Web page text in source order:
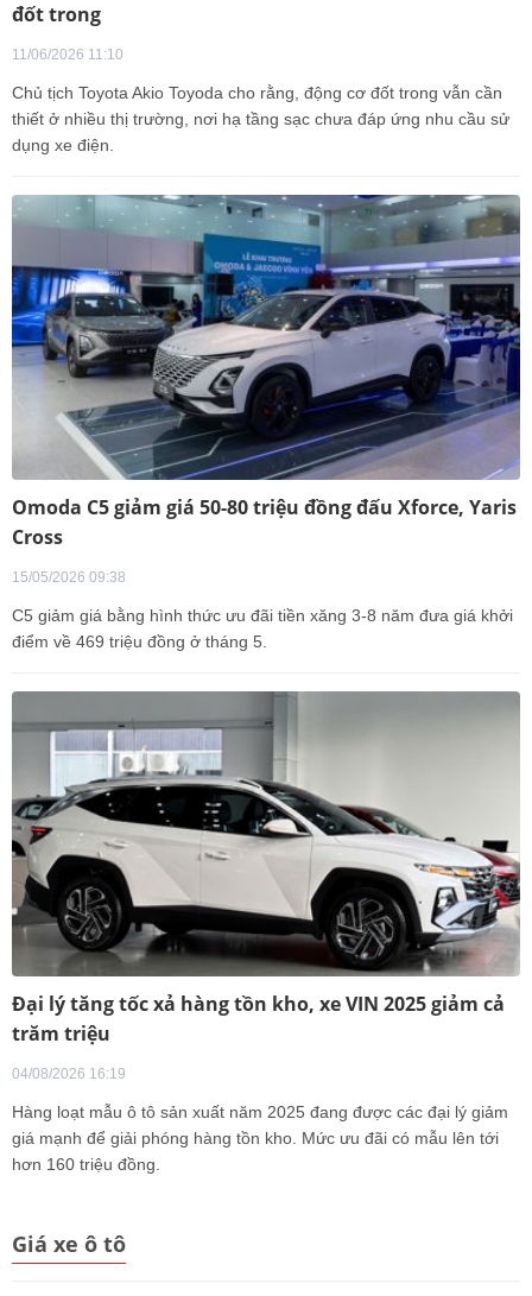
đốt trong
11/06/2026 11:10
Chủ tịch Toyota Akio Toyoda cho rằng, động cơ đốt trong vẫn cần
thiết ở nhiều thị trường, nơi hạ tầng sạc chưa đáp ứng nhu cầu sử
dụng xe điện.
Omoda C5 giảm giá 50-80 triệu đồng đấu Xforce, Yaris
Cross
15/05/2026 09:38
C5 giảm giá bằng hình thức ưu đãi tiền xăng 3-8 năm đưa giá khởi
điểm về 469 triệu đồng ở tháng 5.
Đại lý tăng tốc xả hàng tồn kho, xe VIN 2025 giảm cả
trăm triệu
04/08/2026 16:19
Hàng loạt mẫu ô tô sản xuất năm 2025 đang được các đại lý giảm
giá mạnh để giải phóng hàng tồn kho. Mức ưu đãi có mẫu lên tới
hơn 160 triệu đồng.
Giá xe ô tô